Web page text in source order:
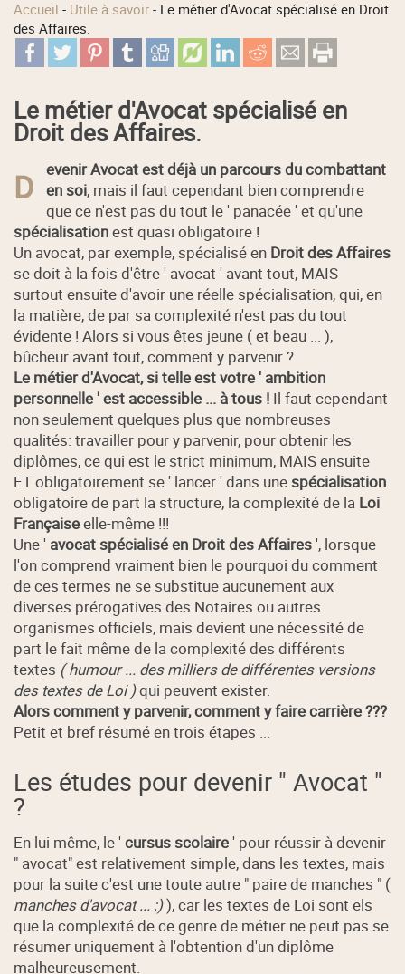
Accueil - Utile à savoir - Le métier d'Avocat spécialisé en Droit
des Affaires.
Le métier d'Avocat spécialisé en
Droit des Affaires.
D
evenir Avocat est déjà un parcours du combattant
en soi, mais il faut cependant bien comprendre
que ce n'est pas du tout le ' panacée ' et qu'une
spécialisationest quasi obligatoire !
Un avocat, par exemple, spécialisé en Droit des Affaires
se doit à la fois d'être ' avocat ' avant tout, MAIS
surtout ensuite d'avoir une réelle spécialisation, qui, en
la matière, de par sa complexité n'est pas du tout
évidente ! Alors si vous êtes jeune ( et beau ... ),
bûcheur avant tout, comment y parvenir ?
Le métier d'Avocat, si telle est votre ' ambition
personnelle ' est accessible ... à tous ! Il faut cependant
non seulement quelques plus que nombreuses
qualités: travailler pour y parvenir, pour obtenir les
diplômes, ce qui est le strict minimum, MAIS ensuite
ET obligatoirement se ' lancer ' dans une spécialisation
obligatoire de part la structure, la complexité de la Loi
Françaiseelle-même !!!
Une ' avocat spécialisé en Droit des Affaires', lorsque
l'on comprend vraiment bien le pourquoi du comment
de ces termes ne se substitue aucunement aux
diverses prérogatives des Notaires ou autres
organismes officiels, mais devient une nécessité de
part le fait même de la complexité des différents
textes ( humour ... des milliers de différentes versions
des textes de Loi )qui peuvent exister.
Alors comment y parvenir, comment y faire carrière ???
Petit et bref résumé en trois étapes ...
Les études pour devenir " Avocat "
?
En lui même, le 'cursus scolaire' pour réussir à devenir
" avocat" est relativement simple, dans les textes, mais
pour la suite c'est une toute autre " paire de manches " (
manches d'avocat ... :)), car les textes de Loi sont els
que la complexité de ce genre de métier ne peut pas se
résumer uniquement à l'obtention d'un diplôme
malheureusement.